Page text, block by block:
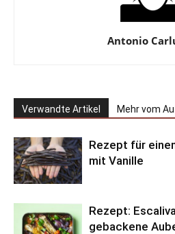
Antonio
Verwandte Artikel Mehr vom
Rezept für
mit Vanille
Rezept:
gebackene